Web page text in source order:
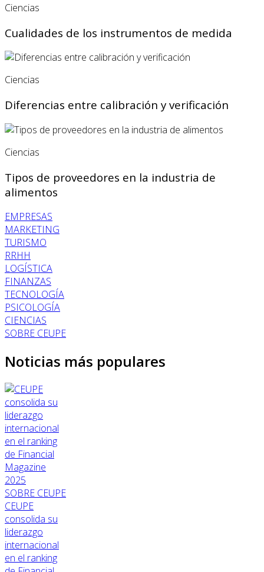
Ciencias
Cualidades de los instrumentos de medida
Ciencias
Diferencias entre calibración y verificación
Ciencias
Tipos de proveedores en la industria de
alimentos
EMPRESAS
MARKETING
TURISMO
RRHH
LOGÍSTICA
FINANZAS
TECNOLOGÍA
PSICOLOGÍA
CIENCIAS
SOBRE CEUPE
Noticias más populares
SOBRE CEUPE
CEUPE
consolida su
liderazgo
internacional
en el ranking